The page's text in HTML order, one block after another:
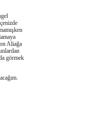
Aliağa
görmek